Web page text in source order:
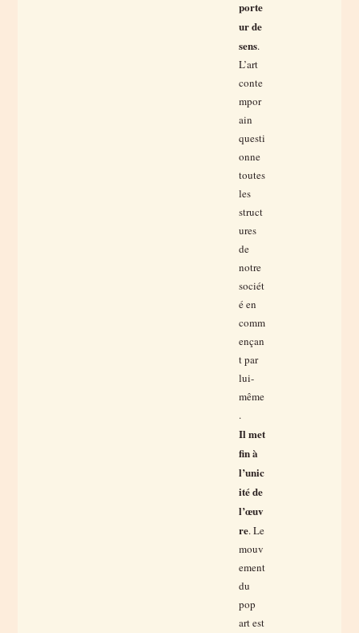
porte
ur de
sens.
L’art
conte
mpor
ain
questi
onne
toutes
les
struct
ures
de
notre
sociét
é en
comm
ençan
t par
lui-
même
.
Il met
fin à
l’unic
ité de
l’œuv
re. Le
mouv
ement
du
pop
art est